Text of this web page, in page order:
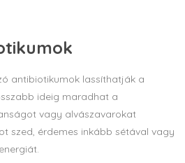
antibiotikumok lassíthatják a
ideig maradhat a
vagy alvászavarokat
szed, érdemes inkább sétával vagy